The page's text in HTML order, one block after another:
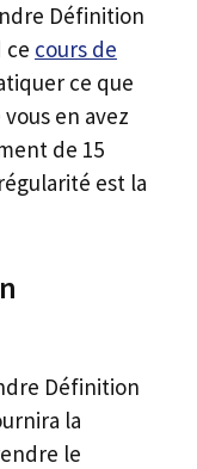
Définition
ce cours de
ce que
en avez
de 15
est la
Définition
la
le